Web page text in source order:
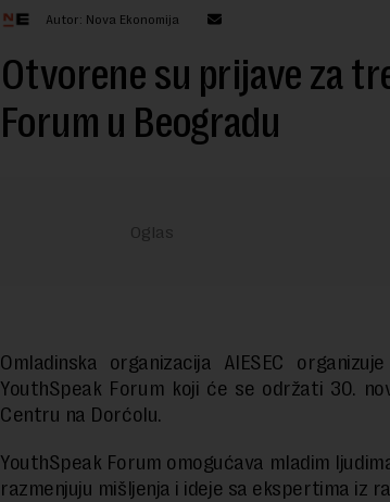
Autor: Nova Ekonomija
Otvorene su prijave za
Forum u Beogradu
Omladinska organizacija AIESEC
YouthSpeak Forum koji će se održati 30.
Centru na Dorćolu.
YouthSpeak Forum omogućava mladim
razmenjuju mišljenja i ideje sa ekspertima iz